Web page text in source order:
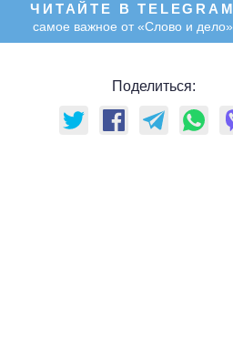
ЧИТАЙТЕ В TELEGRAM
самое важное от «Слово и дело»
Поделиться: